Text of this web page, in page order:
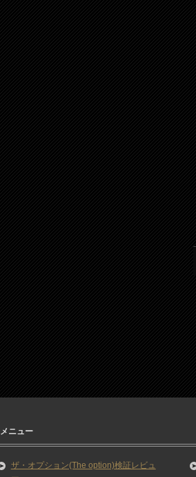
メニュー
ザ・オプション(The option)検証レビュ